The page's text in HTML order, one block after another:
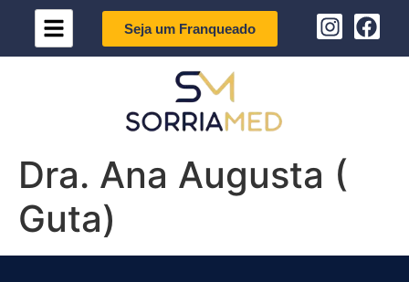
Seja um Franqueado
Dra. Ana Augusta (
Guta)